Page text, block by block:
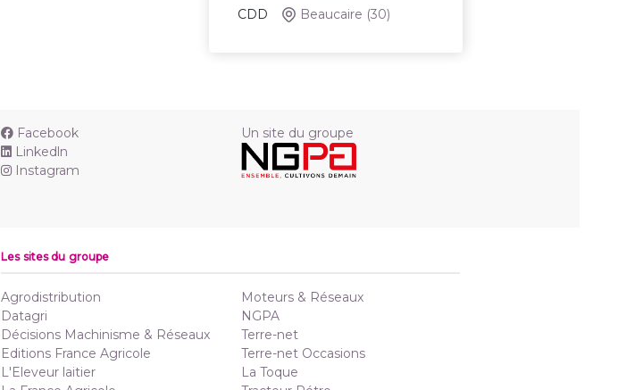
CDD Beaucaire (30)
Facebook
Linkedln
Instagram
Un site du groupe
Les sites du groupe
Agrodistribution
Datagri
Décisions Machinisme & Réseaux
Editions France Agricole
L'Eleveur laitier
Moteurs & Réseaux
NGPA
Terre-net
Terre-net Occasions
La Toque